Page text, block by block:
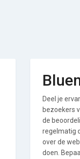
Deel je
bezoekers
de
regelmatig
over de
doen.